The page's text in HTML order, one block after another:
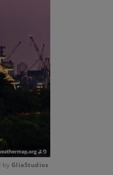
by GliaStudios